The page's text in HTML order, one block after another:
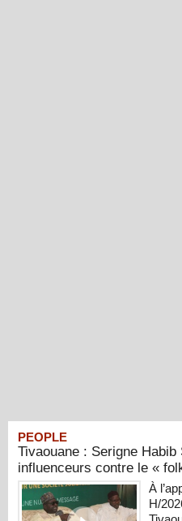
PEOPLE
Tivaouane : Serigne
influenceurs contre le «
À
H/